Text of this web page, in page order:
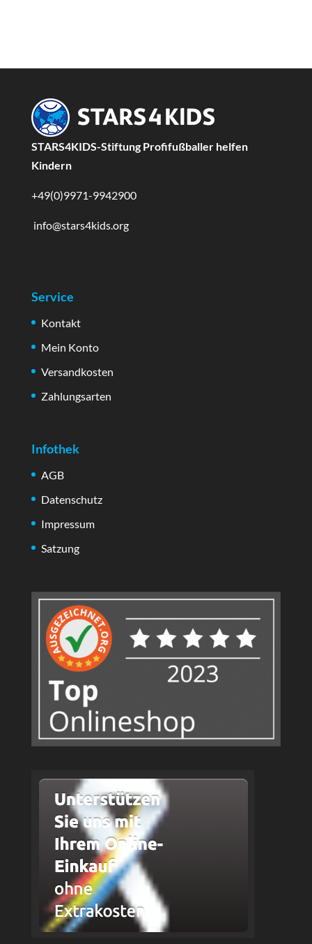
STARS4KIDS-Stiftung Profifußballer helfen
Kindern
+49(0)9971-9942900
info@stars4kids.org
Service
Kontakt
Mein Konto
Versandkosten
Zahlungsarten
Infothek
AGB
Datenschutz
Impressum
Satzung